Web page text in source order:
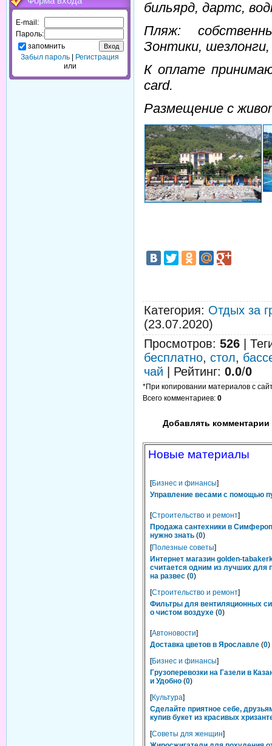
E-mail:
Пароль:
запомнить
Забыл пароль
Регистрация
или
бильярд, дартс,
Пляж:
Зонтики,
К оплате
card.
Размещение с
Категория: Отдых за
(23.07.2020)
Просмотров: 526
бесплатно, стол,
чай
Рейтинг: 0.0/0
*При копировании материалов с
Всего комментариев: 0
Добавлять комментарии
Новые материалы
[Бизнес и финансы]
Управление весами с помощью
[Строительство и ремонт]
Продажа сантехники в
нужно знать (0)
[Полезные советы]
Интернет магазин golden-
считается одним из лучших для
на развес (0)
[Строительство и ремонт]
Фильтры для вентиляционных
о чистом воздухе (0)
[Автоновости]
Доставка цветов в Ярославле (0)
[Бизнес и финансы]
Грузоперевозки на Газели в
и Удобно (0)
[Культура]
Сделайте приятное себе,
купив букет из красивых
[Советы для женщин]